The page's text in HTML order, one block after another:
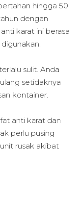
hingga 50
dengan
karat ini berasa
sulit. Anda
setidaknya
kontainer.
anti karat dan
perlu pusing
rusak akibat